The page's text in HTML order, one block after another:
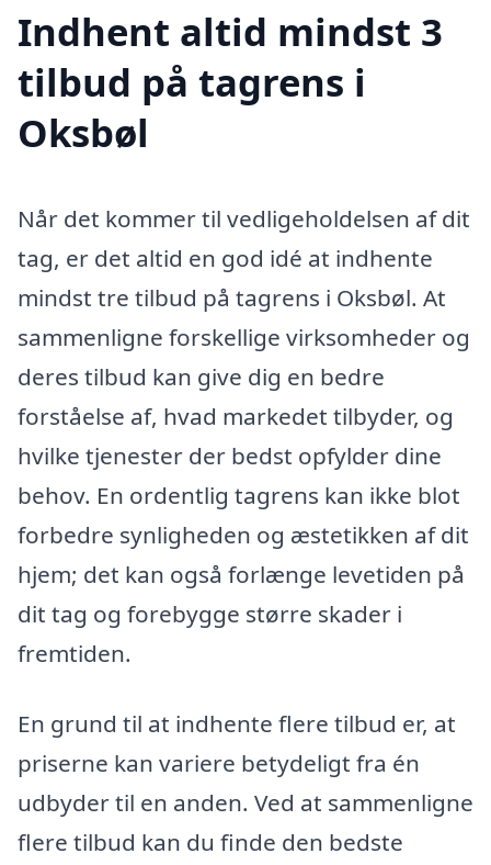
Indhent altid mindst 3
tilbud på tagrens i
Oksbøl
Når det kommer til vedligeholdelsen af dit
tag, er det altid en god idé at indhente
mindst tre tilbud på tagrens i Oksbøl. At
sammenligne forskellige virksomheder og
deres tilbud kan give dig en bedre
forståelse af, hvad markedet tilbyder, og
hvilke tjenester der bedst opfylder dine
behov. En ordentlig tagrens kan ikke blot
forbedre synligheden og æstetikken af dit
hjem; det kan også forlænge levetiden på
dit tag og forebygge større skader i
fremtiden.
En grund til at indhente flere tilbud er, at
priserne kan variere betydeligt fra én
udbyder til en anden. Ved at sammenligne
flere tilbud kan du finde den bedste